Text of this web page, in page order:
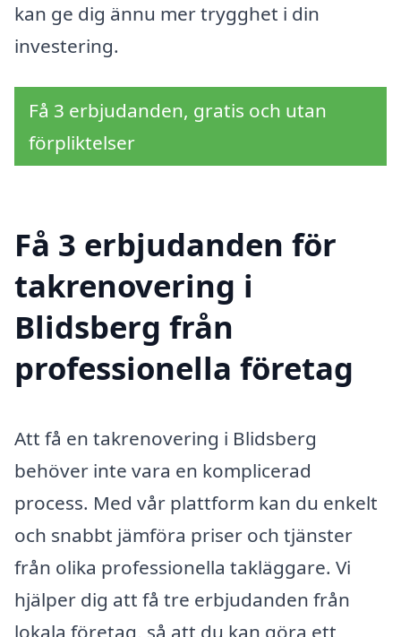
kan ge dig ännu mer trygghet i din
investering.
Få 3 erbjudanden, gratis och utan
förpliktelser
Få 3 erbjudanden för
takrenovering i
Blidsberg från
professionella företag
Att få en takrenovering i Blidsberg
behöver inte vara en komplicerad
process. Med vår plattform kan du enkelt
och snabbt jämföra priser och tjänster
från olika professionella takläggare. Vi
hjälper dig att få tre erbjudanden från
lokala företag, så att du kan göra ett